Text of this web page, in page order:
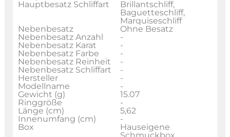
Hauptbesatz Schliffart
Brillantschliff,
Baguetteschliff,
Marquiseschliff
Nebenbesatz
Ohne Besatz
Nebenbesatz Anzahl
-
Nebenbesatz Karat
-
Nebenbesatz Farbe
-
Nebenbesatz Reinheit
-
Nebenbesatz Schliffart
-
Hersteller
-
Modellname
-
Gewicht (g)
15.07
Ringgröße
-
Länge (cm)
5,62
Innenumfang (cm)
-
Box
Hauseigene